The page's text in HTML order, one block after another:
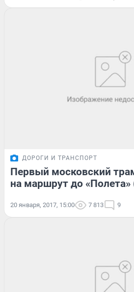
ДОРОГИ И ТРАНСПОРТ
Первый московский
на маршрут до «Полета»
20 января, 2017, 15:00 7 813 9